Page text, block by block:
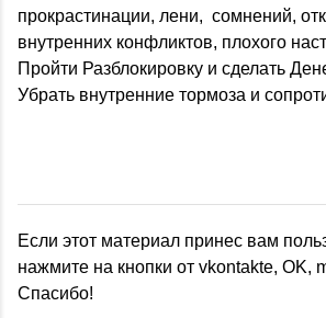
прокрастинации, лени, сомнений,
внутренних конфликтов, плохого
Пройти Разблокировку и сделать
Убрать внутренние тормоза и
Если этот материал принес вам
нажмите на кнопки от vkontakte, OK,
Спасибо!